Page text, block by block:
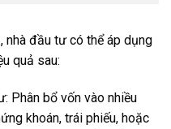
đầu tư có thể áp dụng
quả sau:
Phân bổ vốn vào nhiều
khoán, trái phiếu, hoặc